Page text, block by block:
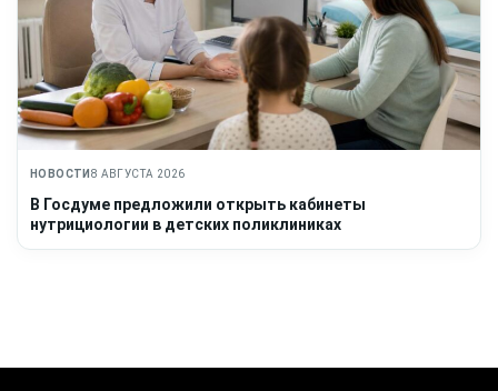
НОВОСТИ 8 АВГУСТА 2026
В Госдуме предложили открыть кабинеты
нутрициологии в детских поликлиниках